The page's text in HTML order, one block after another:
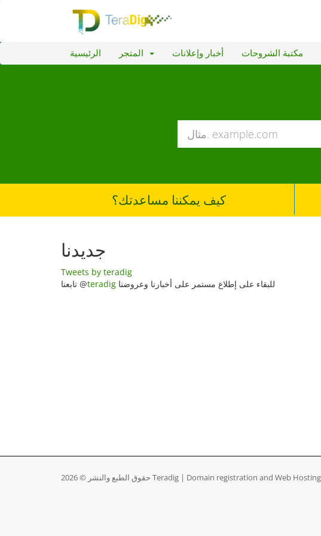
الرئيسية أخبار وإعلانات مكتبة الشروحات
كيف يمكننا مساعدتك؟
جديدنا
Tweets by teradig
تابعنا @teradig للبقاء على إطلاع مستمر على أخبارنا وعروضنا